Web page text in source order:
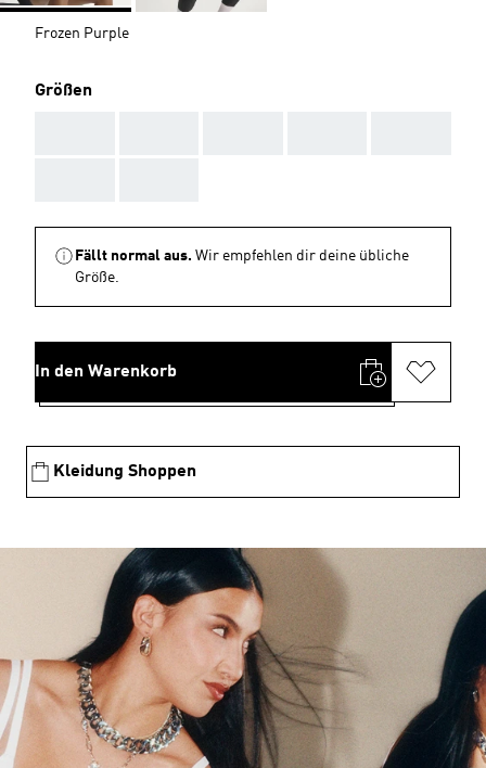
Frozen Purple
Größen
Fällt normal aus. Wir empfehlen dir deine übliche
Größe.
In den Warenkorb
Kleidung Shoppen